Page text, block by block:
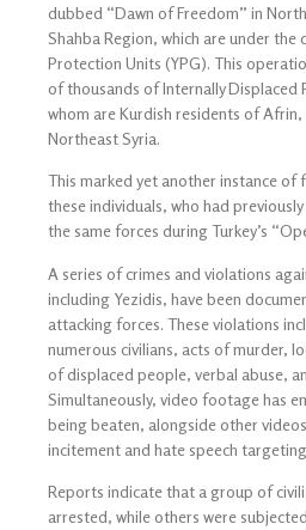
dubbed “Dawn of Freedom” in
Shahba Region, which are under
Protection Units (YPG). This
of thousands of Internally Displaced
whom are Kurdish residents of
Northeast Syria.
This marked yet another instance of
these individuals, who had
the same forces during Turkey’s
A series of crimes and violations
including Yezidis, have been
attacking forces. These violations
numerous civilians, acts of murder,
of displaced people, verbal abuse,
Simultaneously, video footage has
being beaten, alongside other
incitement and hate speech
Reports indicate that a group of
arrested, while others were